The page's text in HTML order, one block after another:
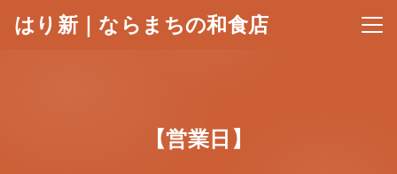
はり新｜ならまちの和食店 メニ
【営業日】